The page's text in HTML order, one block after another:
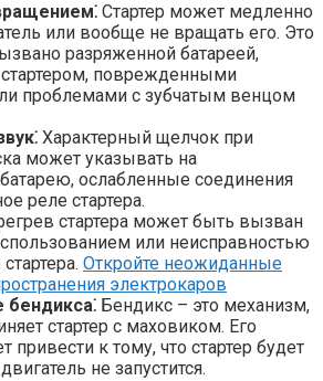
Стартер может медленно
или вообще не вращать его. Это
разряженной батареей,
поврежденными
проблемами с зубчатым венцом
Характерный щелчок при
может указывать на
ослабленные соединения
реле стартера.
стартера может быть вызван
или неисправностью
Откройте неожиданные
электрокаров
Бендикс – это механизм,
стартер с маховиком. Его
привести к тому, что стартер будет
не запустится.